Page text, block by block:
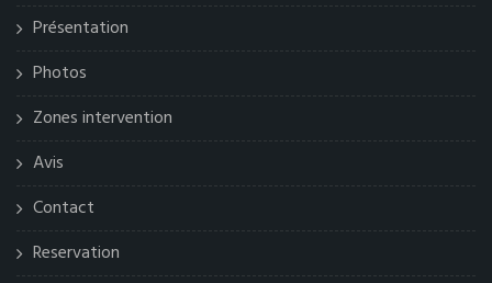
Présentation
Photos
Zones intervention
Avis
Contact
Reservation